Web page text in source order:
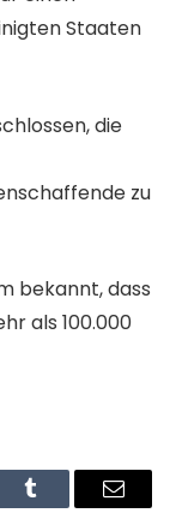
Staaten
die
zu
bekannt, dass
als 100.000
Tumblr Email